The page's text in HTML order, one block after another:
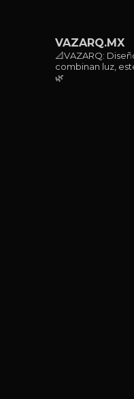
VAZARQ.MX
📐VAZARQ:
combinan luz,
🌿